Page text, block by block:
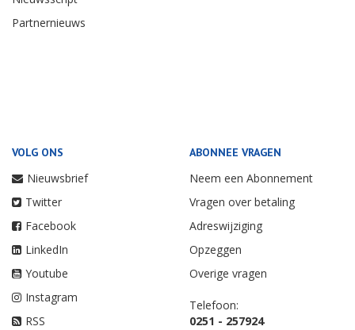
Partnernieuws
VOLG ONS
Nieuwsbrief
Twitter
Facebook
LinkedIn
Youtube
Instagram
RSS
ABONNEE VRAGEN
Neem een Abonnement
Vragen over betaling
Adreswijziging
Opzeggen
Overige vragen
Telefoon:
0251 - 257924